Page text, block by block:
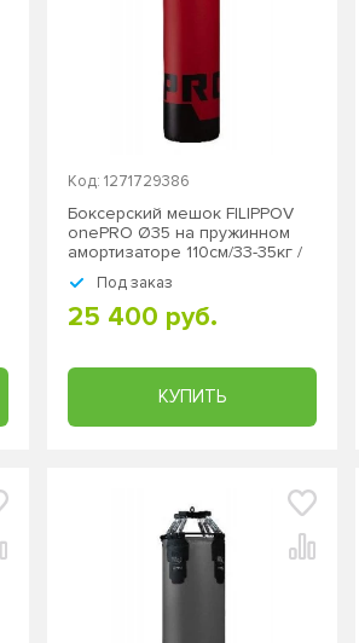
Код: 1271729386
Боксерский мешок FILIPPOV
onePRO Ø35 на пружинном
амортизаторе 110см/33-35кг /
Под заказ
25 400 руб.
КУПИТЬ